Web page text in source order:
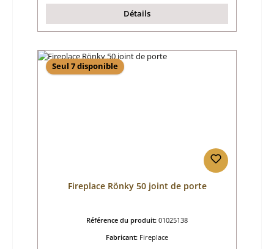
Détails
Seul 7 disponible
Fireplace Rönky 50 joint de porte
Référence du produit: 01025138
Fabricant: Fireplace